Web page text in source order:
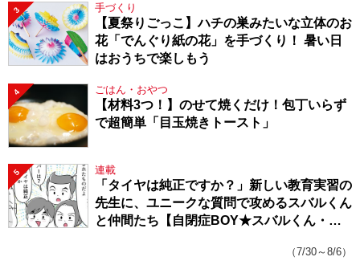
3 手づくり
【夏祭りごっこ】ハチの巣みたいな立体のお
花「でんぐり紙の花」を手づくり！ 暑い日
はおうちで楽しもう
4 ごはん・おやつ
【材料3つ！】のせて焼くだけ！包丁いらず
で超簡単「目玉焼きトースト」
5 連載
「タイヤは純正ですか？」新しい教育実習の
先生に、ユニークな質問で攻めるスバルくん
と仲間たち【自閉症BOY★スバルくん・
（7/30～8/6）